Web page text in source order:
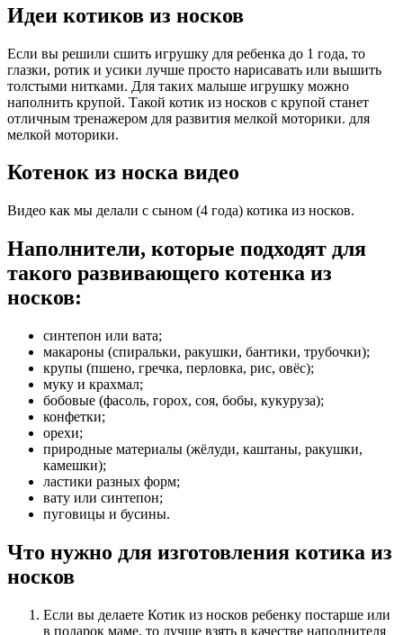
Идеи котиков из носков
Если вы решили сшить игрушку для ребенка до 1 года, то
глазки, ротик и усики лучше просто нарисавать или вышить
толстыми нитками. Для таких малыше игрушку можно
наполнить крупой. Такой котик из носков с крупой станет
отличным тренажером для развития мелкой моторики. для
мелкой моторики.
Котенок из носка видео
Видео как мы делали с сыном (4 года) котика из носков.
Наполнители, которые подходят для
такого развивающего котенка из
носков:
синтепон или вата;
макароны (спиральки, ракушки, бантики, трубочки);
крупы (пшено, гречка, перловка, рис, овёс);
муку и крахмал;
бобовые (фасоль, горох, соя, бобы, кукуруза);
конфетки;
орехи;
природные материалы (жёлуди, каштаны, ракушки,
камешки);
ластики разных форм;
вату или синтепон;
пуговицы и бусины.
Что нужно для изготовления котика из
носков
Если вы делаете Котик из носков ребенку постарше или
в подарок маме, то лучше взять в качестве наполнителя